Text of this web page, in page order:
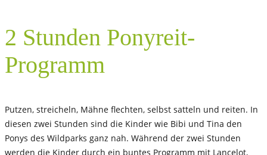
2 Stunden Ponyreit-
Programm
Putzen, streicheln, Mähne flechten, selbst satteln und reiten. In
diesen zwei Stunden sind die Kinder wie Bibi und Tina den
Ponys des Wildparks ganz nah. Während der zwei Stunden
werden die Kinder durch ein buntes Programm mit Lancelot,